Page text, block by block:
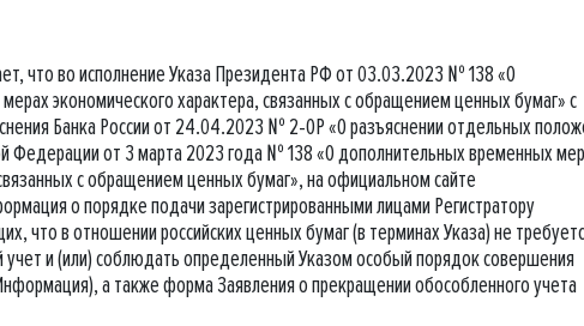
что во исполнение Указа Президента РФ от 03.03.2023 № 138 «О
экономического характера, связанных с обращением ценных бумаг» с
Банка России от 24.04.2023 № 2-ОР «О разъяснении отдельных
Федерации от 3 марта 2023 года № 138 «О дополнительных временных
с обращением ценных бумаг», на официальном сайте
о порядке подачи зарегистрированными лицами Регистратору
что в отношении российских ценных бумаг (в терминах Указа) не
и (или) соблюдать определенный Указом особый порядок совершения
а также форма Заявления о прекращении обособленного учета